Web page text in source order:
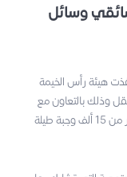
وسائل
هيئة رأس الخيمة
وذلك بالتعاون مع
جمعية بيت الخير، والتي سيتم من خلالها توزيع أكثر من 15 ألف وجبة طيلة